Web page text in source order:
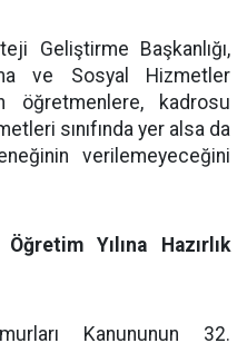
Geliştirme Başkanlığı,
ve Sosyal Hizmetler
öğretmenlere, kadrosu
sınıfında yer alsa da
verilemeyeceğini
Yılına Hazırlık
Kanununun 32.